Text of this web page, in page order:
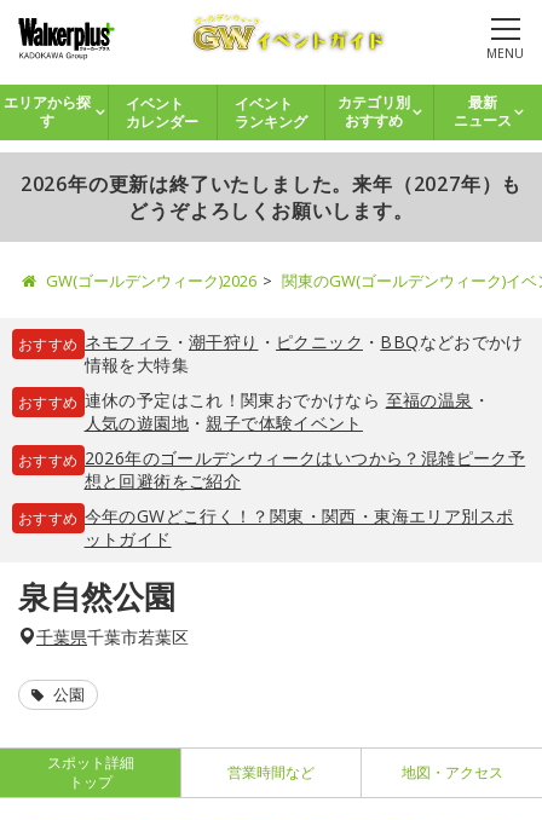
MENU
エリアから探
す
イベント
カレンダー
イベント
ランキング
カテゴリ別
おすすめ
最新
ニュース
2026年の更新は終了いたしました。来年（2027年）も
どうぞよろしくお願いします。
GW(ゴールデンウィーク)2026 関東のGW(ゴールデンウィーク)イ
おすすめ ネモフィラ ・ 潮干狩り ・ ピクニック ・ BBQなどおでかけ
情報を大特集
おすすめ 連休の予定はこれ！関東おでかけなら 至福の温泉 ・
人気の遊園地・親子で体験イベント
おすすめ 2026年のゴールデンウィークはいつから？混雑ピーク予
想と回避術をご紹介
おすすめ 今年のGWどこ行く！？関東・関西・東海エリア別スポ
ットガイド
泉自然公園
千葉県千葉市若葉区
公園
スポット詳細
トップ
営業時間など 地図・アクセス